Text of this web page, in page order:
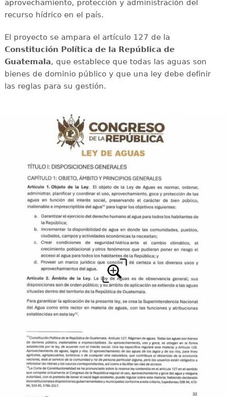
aprovechamiento, protección y administración del
recurso hídrico en el país.
El proyecto se ampara el artículo 127 de la
Constitución Política de la República de
Guatemala, que establece que todas las aguas son
bienes de dominio público y que una ley debe definir
las reglas para su gestión.